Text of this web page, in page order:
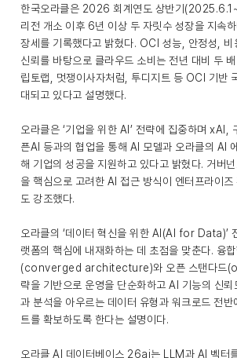
한국오라클은 2026 회계연도 상반기
리전 개소 이후 6년 이상 두 자릿수 성장을 지속
장세를 기록했다고 밝혔다. OCI 성능, 안정성, 비
신뢰를 바탕으로 클라우드 소비는 전년 대비 두
립토랩, 멋쟁이사자처럼, 투디지트 등 OCI 기반
대되고 있다고 설명했다.
오라클은 ‘기업을 위한 AI’ 전략에 집중하며 xAI,
픈AI 등과의 협업을 통해 AI 모델과 오라클의 AI
해 기업의 성공을 지원하고 있다고 밝혔다. 거버
을 핵심으로 고려한 AI 접근 방식이 엔터프라이즈
도 강조했다.
오라클의 ‘데이터 혁신을 위한 AI(AI for Data)’
랫폼의 핵심에 내재화하는 데 초점을 맞춘다. 융
(converged architecture)와 오픈 스탠다드
략을 기반으로 운영을 단순화하고 AI 기능의 신
과 분석을 아우르는 데이터 유형과 워크로드 전반
트를 확보하도록 한다는 설명이다.
오라클 AI 데이터베이스 26ai는 LLM과 AI 벡터